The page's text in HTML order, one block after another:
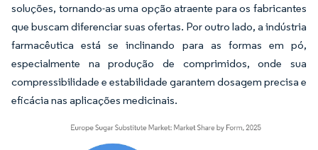
soluções, tornando-as uma opção atraente para os fabricantes
que buscam diferenciar suas ofertas. Por outro lado, a indústria
farmacêutica está se inclinando para as formas em pó,
especialmente na produção de comprimidos, onde sua
compressibilidade e estabilidade garantem dosagem precisa e
eficácia nas aplicações medicinais.